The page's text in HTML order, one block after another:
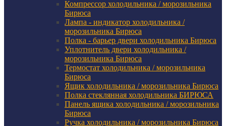
Компрессор холодильника / морозильника
Бирюса
Лампа - индикатор холодильника /
морозильника Бирюса
Полка - барьер двери холодильника Бирюса
Уплотнитель двери холодильника /
морозильника Бирюса
Термостат холодильника / морозильника
Бирюса
Ящик холодильника / морозильника Бирюса
Полка стеклянная холодильника БИРЮСА
Панель ящика холодильника / морозильника
Бирюса
Ручка холодильника / морозильника Бирюса